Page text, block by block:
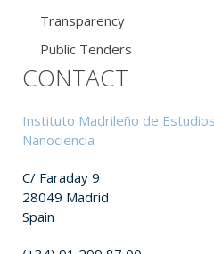
Transparency
Public Tenders
CONTACT
Instituto Madrileño de
Nanociencia
C/ Faraday 9
28049 Madrid
Spain